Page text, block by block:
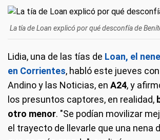
La tía de Loan explicó por qué desconfía de
Lidia, una de las tías de Loan, el
en Corrientes, habló este jueves
Andino y las Noticias, en A24, y
los presuntos captores, en realidad,
otro menor. "Se podían movilizar
el trayecto de llevarle que una nena